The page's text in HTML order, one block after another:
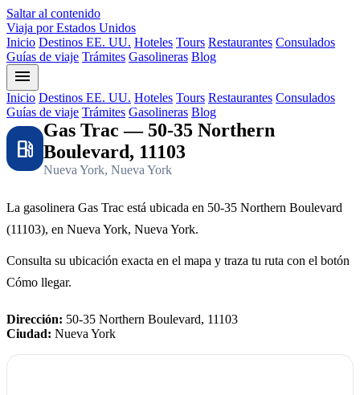
Saltar al contenido
Viaja por Estados Unidos
Inicio Destinos EE. UU. Hoteles Tours Restaurantes Consulados
Guías de viaje Trámites Gasolineras Blog
menu
Inicio Destinos EE. UU. Hoteles Tours Restaurantes Consulados
Guías de viaje Trámites Gasolineras Blog
local_gas_station
Gas Trac — 50-35 Northern
Boulevard, 11103
Nueva York, Nueva York
La gasolinera Gas Trac está ubicada en 50-35 Northern Boulevard
(11103), en Nueva York, Nueva York.
Consulta su ubicación exacta en el mapa y traza tu ruta con el botón
Cómo llegar.
Dirección: 50-35 Northern Boulevard, 11103
Ciudad: Nueva York